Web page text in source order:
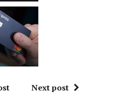
Next post